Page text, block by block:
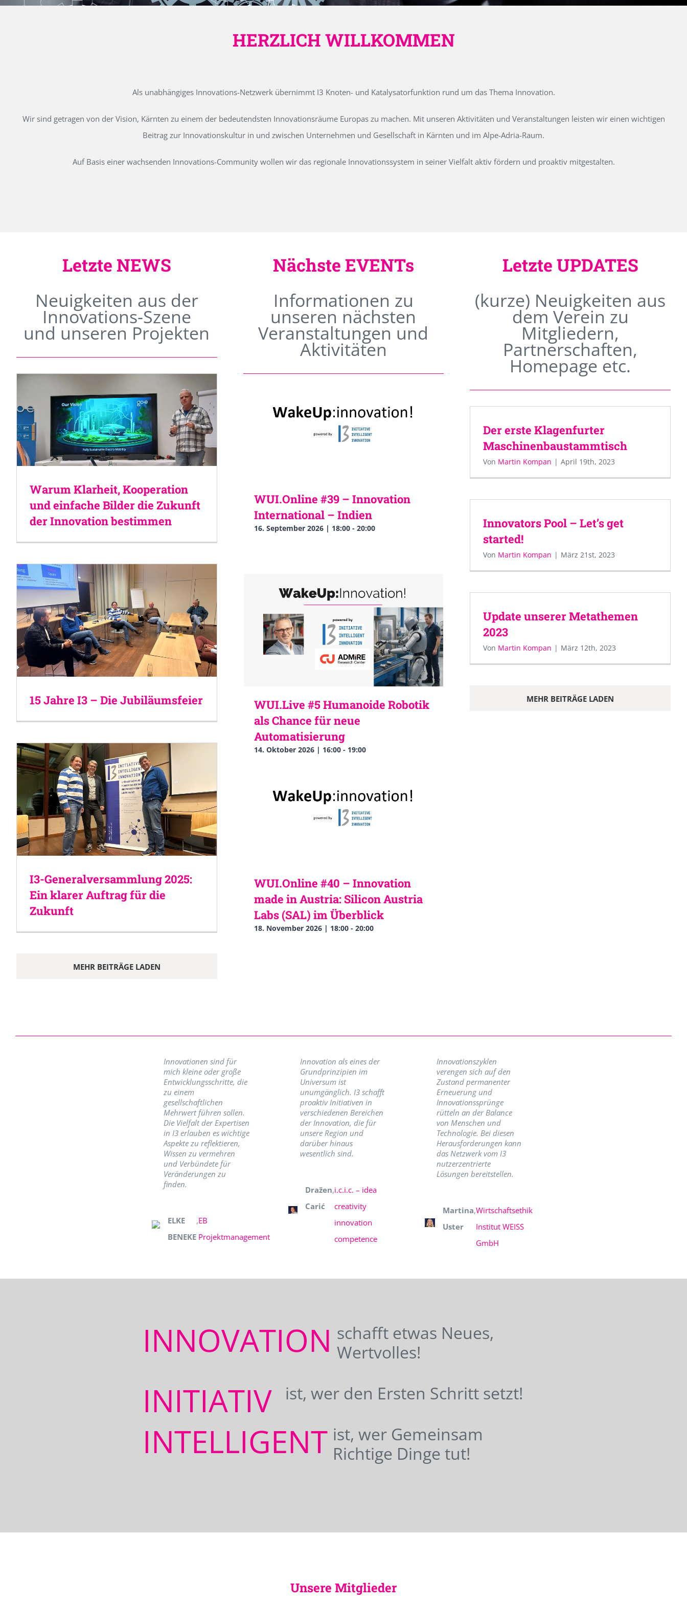
HERZLICH WILLKOMMEN
Als unabhängiges Innovations-Netzwerk übernimmt I3 Knoten- und Katalysatorfunktion rund um das Thema Innovation.
Wir sind getragen von der Vision, Kärnten zu einem der bedeutendsten Innovationsräume Europas zu machen. Mit unseren Aktivitäten und Veranstaltungen leisten wir einen wichtigen
Beitrag zur Innovationskultur in und zwischen Unternehmen und Gesellschaft in Kärnten und im Alpe-Adria-Raum.
Auf Basis einer wachsenden Innovations-Community wollen wir das regionale Innovationssystem in seiner Vielfalt aktiv fördern und proaktiv mitgestalten.
Letzte NEWS
Neuigkeiten aus der
Innovations-Szene
und unseren Projekten
Warum Klarheit, Kooperation
und einfache Bilder die Zukunft
der Innovation bestimmen
15 Jahre I3 – Die Jubiläumsfeier
I3-Generalversammlung 2025:
Ein klarer Auftrag für die
Zukunft
MEHR BEITRÄGE LADEN
Nächste EVENTs
Informationen zu
unseren nächsten
Veranstaltungen und
Aktivitäten
WUI.Online #39 – Innovation
International – Indien
16. September 2026 | 18:00- 20:00
WUI.Live #5 Humanoide Robotik
als Chance für neue
Automatisierung
14. Oktober 2026 | 16:00- 19:00
WUI.Online #40 – Innovation
made in Austria: Silicon Austria
Labs (SAL) im Überblick
18. November 2026 | 18:00- 20:00
Letzte UPDATES
(kurze) Neuigkeiten aus
dem Verein zu
Mitgliedern,
Partnerschaften,
Homepage etc.
Der erste Klagenfurter
Maschinenbaustammtisch
Von Martin Kompan | April 19th, 2023
Innovators Pool – Let’s get
started!
Von Martin Kompan | März 21st, 2023
Update unserer Metathemen
2023
Von Martin Kompan | März 12th, 2023
MEHR BEITRÄGE LADEN
Innovationen sind für
mich kleine oder große
Entwicklungsschritte, die
zu einem
gesellschaftlichen
Mehrwert führen sollen.
Die Vielfalt der Expertisen
in I3 erlauben es wichtige
Aspekte zu reflektieren,
Wissen zu vermehren
und Verbündete für
Veränderungen zu
finden.
ELKE
BENEKE
,EB
Projektmanagement
Innovation als eines der
Grundprinzipien im
Universum ist
unumgänglich. I3 schafft
proaktiv Initiativen in
verschiedenen Bereichen
der Innovation, die für
unsere Region und
darüber hinaus
wesentlich sind.
Dražen
Carić
,i.c.i.c. – idea
creativity
innovation
competence
Innovationszyklen
verengen sich auf den
Zustand permanenter
Erneuerung und
Innovationssprünge
rütteln an der Balance
von Menschen und
Technologie. Bei diesen
Herausforderungen kann
das Netzwerk vom I3
nutzerzentrierte
Lösungen bereitstellen.
Martina
Uster
,Wirtschaftsethik
Institut WEISS
GmbH
INNOVATION schafft etwas Neues,
Wertvolles!
INITIATIV ist, wer den Ersten Schritt setzt!
INTELLIGENT ist, wer Gemeinsam
Richtige Dinge tut!
Unsere Mitglieder